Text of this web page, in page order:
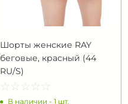
Шорты женские RAY
беговые, красный (44
RU/S)
☆ ☆ ☆ ☆ ☆
★ ★ ★ ★ ★
В наличии - 1 шт.